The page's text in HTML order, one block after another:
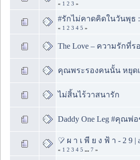
« 1 2 3 »
#รักไม่คาดคิดในวันพุธ :
« 1 2 3 4 5 »
The Love – ความรักที่ร
คุณพระรองคนนั้น หยุดเ
ไม่สิ้นไร้วาสนารัก
Daddy One Leg #คุณ
♡̷ ผ า เ พี ย ง ฟ้ า - 2 9 |
« 1 2 3 4 5 ... 7 »